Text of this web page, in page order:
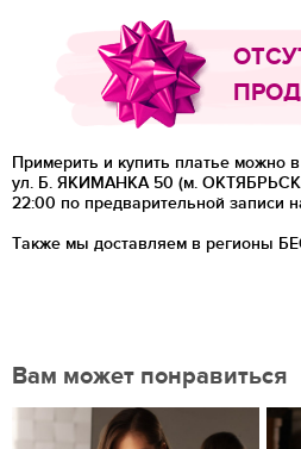
Примерить и купить платье можно
ул. Б. ЯКИМАНКА 50 (м.
22:00 по предварительной записи
Также мы доставляем в регионы
Вам может понравиться